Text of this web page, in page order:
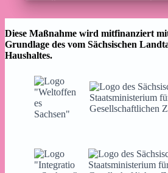
Diese Maßnahme wird mitfinanziert
Grundlage des vom Sächsischen
Haushaltes.